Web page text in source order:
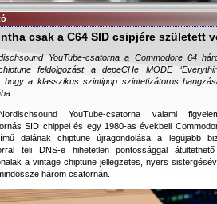
csak a C64 SID csipjére született
YouTube-csatorna a Commodore 64
feldolgozást a depeCHe MODE
hogy a klasszikus szintipop szintetizátoros
YouTube-csatorna valami
SID chippel és egy 1980-as évekbeli
dalának chiptune újragondolása a legújabb
teli DNS-e hihetetlen pontossággal
a vintage chiptune jellegzetes, nyers
három csatornán.